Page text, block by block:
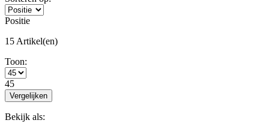
Positie
15 Artikel(en)
Toon:
45
Vergelijken
Bekijk als: